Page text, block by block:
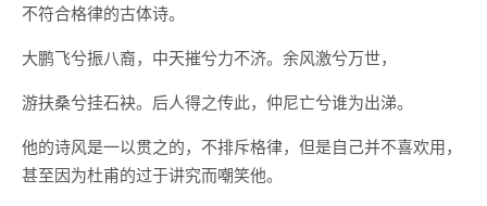
不符合格律的古体诗。
大鹏飞兮振八裔，中天摧兮力不济。余风激兮万世，
游扶桑兮挂石袂。后人得之传此，仲尼亡兮谁为出涕。
他的诗风是一以贯之的，不排斥格律，但是自己并不喜欢用，
甚至因为杜甫的过于讲究而嘲笑他。